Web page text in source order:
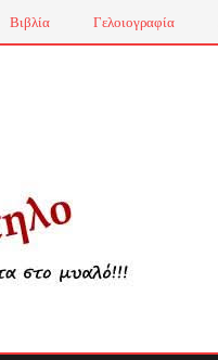
Βιβλία Γελοιογραφία